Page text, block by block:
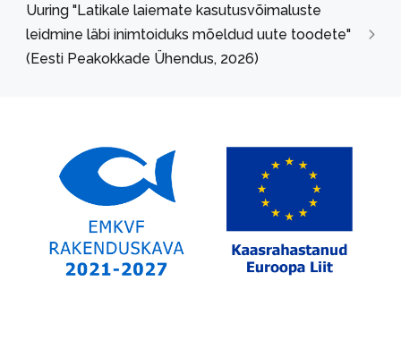
Uuring "Latikale laiemate kasutusvõimaluste
leidmine läbi inimtoiduks mõeldud uute toodete"
(Eesti Peakokkade Ühendus, 2026)